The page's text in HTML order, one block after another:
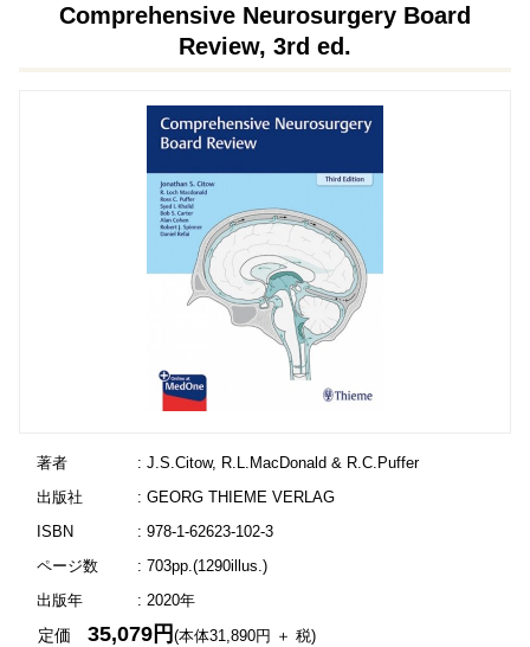
Comprehensive Neurosurgery Board
Review, 3rd ed.
著者
: J.S.Citow, R.L.MacDonald & R.C.Puffer
出版社
: GEORG THIEME VERLAG
ISBN
: 978-1-62623-102-3
ページ数
: 703pp.(1290illus.)
出版年
: 2020年
定価35,079円(本体31,890円 ＋ 税)